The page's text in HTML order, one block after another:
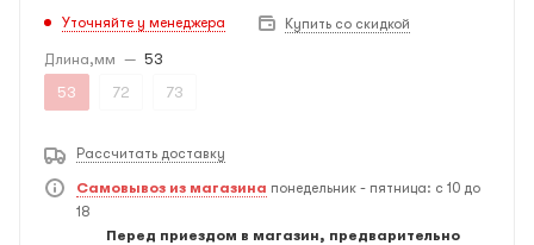
Уточняйте у менеджера Купить со скидкой
Длина,мм — 53
53
72 73
Рассчитать доставку
Самовывоз из магазина понедельник - пятница: с 10 до
18
Перед приездом в магазин, предварительно